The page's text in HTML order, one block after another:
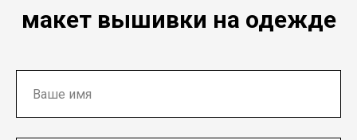
макет вышивки на одежде